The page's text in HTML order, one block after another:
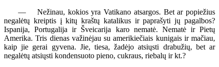
— Nežinau, kokios yra Vatikano atsargos. Bet ar popiežius
negalėtų kreiptis į kitų kraštų katalikus ir paprašyti jų pagalbos?
Ispanija, Portugalija ir Šveicarija karo nematė. Nematė ir Pietų
Amerika. Tris dienas važinėjau su amerikiečiais kunigais ir mačiau,
kaip jie gerai gyvena. Jie, tiesa, žadėjo atsiųsti drabužių, bet ar
negalėtų atsiųsti kondensuoto pieno, cukraus, riebalų ir kt.?